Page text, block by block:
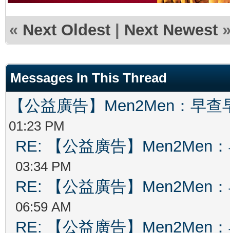
« Next Oldest | Next Newest
Messages In This Thread
【公益廣告】Men2Men：早查
01:23 PM
RE: 【公益廣告】Men2Men
03:34 PM
RE: 【公益廣告】Men2Men
06:59 AM
RE: 【公益廣告】Men2Men